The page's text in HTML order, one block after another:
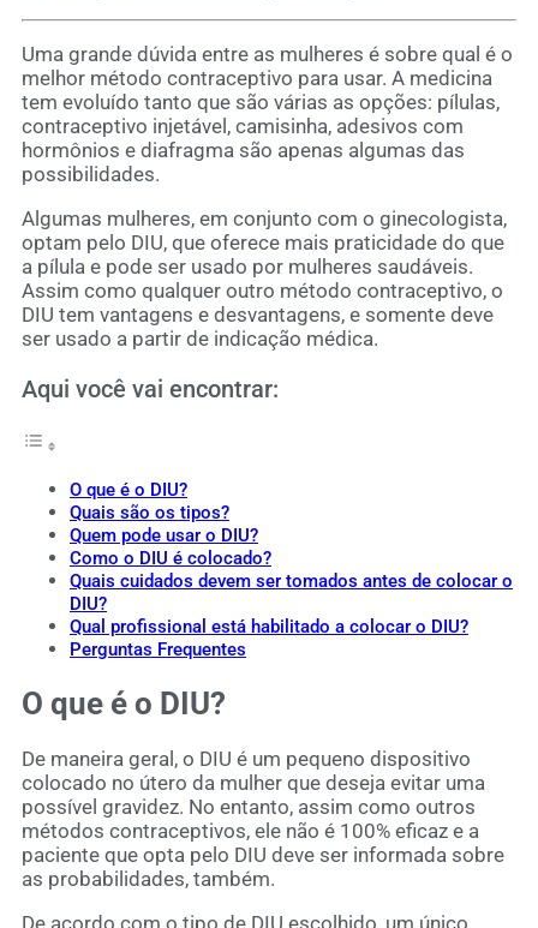
Uma grande dúvida entre as mulheres é sobre qual é o
melhor método contraceptivo para usar. A medicina
tem evoluído tanto que são várias as opções: pílulas,
contraceptivo injetável, camisinha, adesivos com
hormônios e diafragma são apenas algumas das
possibilidades.
Algumas mulheres, em conjunto com o ginecologista,
optam pelo DIU, que oferece mais praticidade do que
a pílula e pode ser usado por mulheres saudáveis.
Assim como qualquer outro método contraceptivo, o
DIU tem vantagens e desvantagens, e somente deve
ser usado a partir de indicação médica.
Aqui você vai encontrar:
O que é o DIU?
Quais são os tipos?
Quem pode usar o DIU?
Como o DIU é colocado?
Quais cuidados devem ser tomados antes de colocar o
DIU?
Qual profissional está habilitado a colocar o DIU?
Perguntas Frequentes
O que é o DIU?
De maneira geral, o DIU é um pequeno dispositivo
colocado no útero da mulher que deseja evitar uma
possível gravidez. No entanto, assim como outros
métodos contraceptivos, ele não é 100% eficaz e a
paciente que opta pelo DIU deve ser informada sobre
as probabilidades, também.
De acordo com o tipo de DIU escolhido, um único